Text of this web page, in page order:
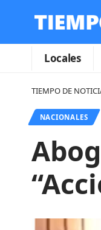
Locales
TIEMPO DE
NACIONALES